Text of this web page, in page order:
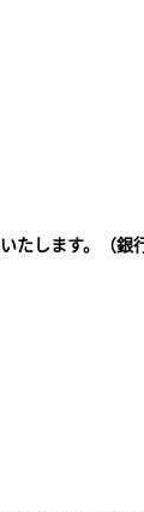
します。（銀